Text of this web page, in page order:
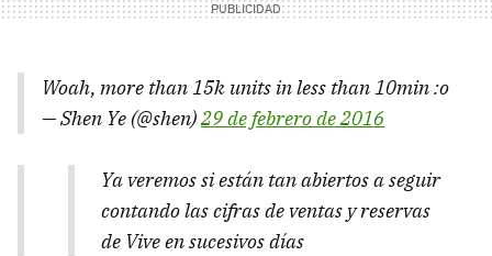
Woah, more than 15k units in less than 10min :o
— Shen Ye (@shen)29 de febrero de 2016
Ya veremos si están tan abiertos a seguir
contando las cifras de ventas y reservas
de Vive en sucesivos días